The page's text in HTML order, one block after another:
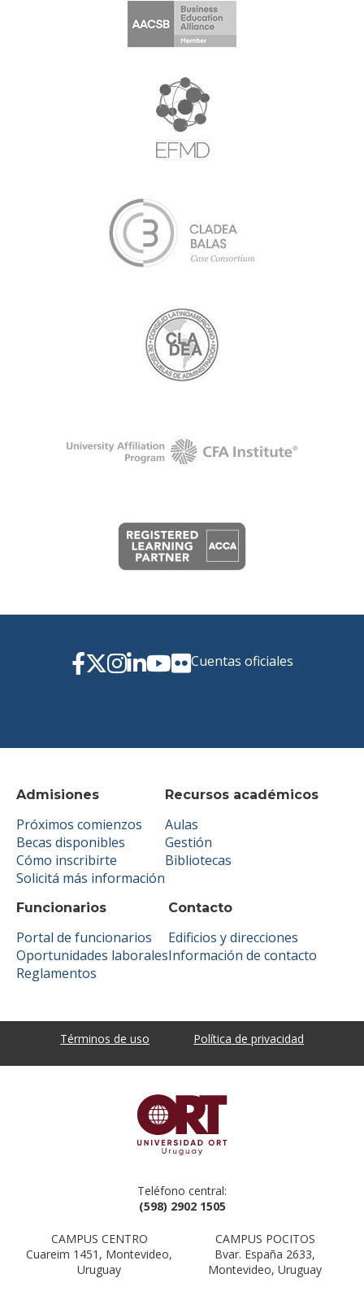
Admisiones
Próximos comienzos
Becas disponibles
Cómo inscribirte
Solicitá más información
Recursos académicos
Aulas
Gestión
Bibliotecas
Funcionarios
Portal de funcionarios
Oportunidades laborales
Reglamentos
Contacto
Edificios y direcciones
Información de contacto
Cuentas oficiales
Términos de uso Política de privacidad
Teléfono central:
(598) 2902 1505
CAMPUS CENTRO
Cuareim 1451, Montevideo,
Uruguay
CAMPUS POCITOS
Bvar. España 2633,
Montevideo, Uruguay